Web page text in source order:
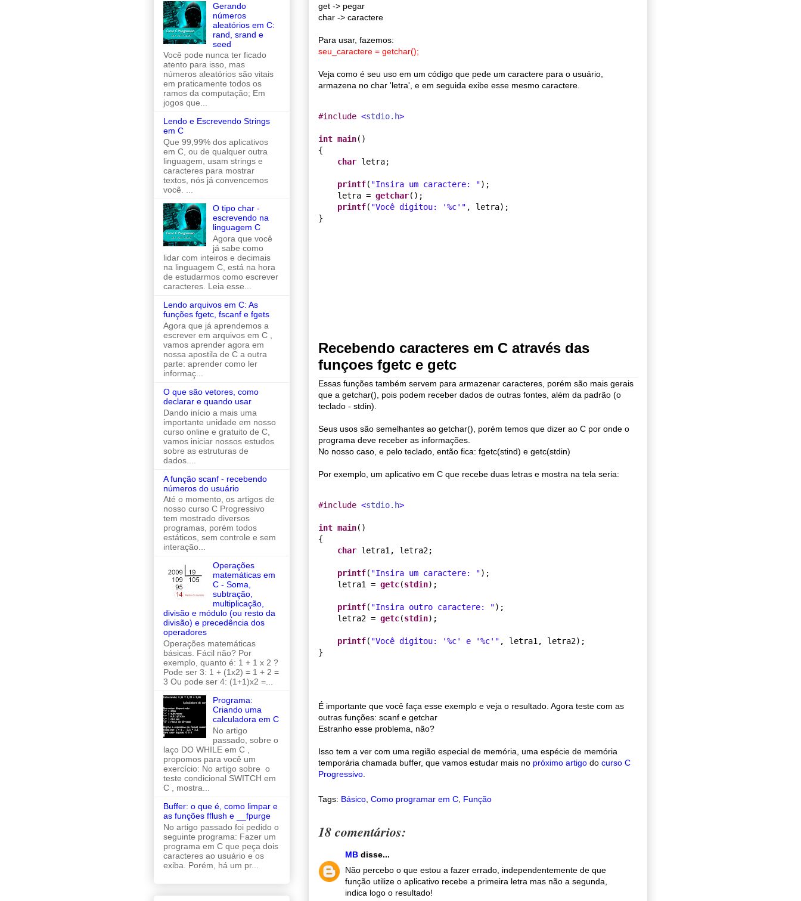
get -> pegar
char -> caractere
Para usar, fazemos:
seu_caractere = getchar();
Veja como é seu uso em um código que pede um caractere para o usuário,
armazena no char 'letra', e em seguida exibe esse mesmo caractere.
#include <stdio.h>
int main()
{
char letra;
printf( "Insira um caractere: ");
    letra =
getchar();
printf( "Você digitou: '%c' " , letra);
Recebendo caracteres em C através das
funçoes fgetc e getc
Essas funções também servem para armazenar caracteres, porém são mais gerais
que a getchar(), pois podem receber dados de outras fontes, além da padrão (o
teclado - stdin).
Seus usos são semelhantes ao getchar(), porém temos que dizer ao C por onde o
programa deve receber as informações.
No nosso caso, e pelo teclado, então fica: fgetc(stind) e getc(stdin)
Por exemplo, um aplicativo em C que recebe duas letras e mostra na tela seria:
#include <stdio.h>
int main()
{
char letra1, letra2;
printf( "Insira um caractere: ");
    letra1 =
getc(stdin);
printf( "Insira outro caractere: ");
    letra2 =
getc(stdin);
printf( "Você digitou: '%c' e '%c' " , letra1, letra2);
É importante que você faça esse exemplo e veja o resultado. Agora teste com as
outras funções: scanf e getchar
Estranho esse problema, não?
Isso tem a ver com uma região especial de memória, uma espécie de memória
temporária chamada buffer, que vamos estudar mais no próximo artigo do curso C
Progressivo
Tags: Básico Como programar em C Função
18 comentários:
MB disse...
Não percebo o que estou a fazer errado, independentemente de que
função utilize o aplicativo recebe a primeira letra mas não a segunda,
indica logo o resultado!
Gerando
números
aleatórios em C:
rand, srand e
seed
Você pode nunca ter ficado
atento para isso, mas
números aleatórios são vitais
em praticamente todos os
ramos da computação; Em
jogos que...
Lendo e Escrevendo Strings
em C
Que 99,99% dos aplicativos
em C, ou de qualquer outra
linguagem, usam strings e
caracteres para mostrar
textos, nós já convencemos
você. ...
O tipo char -
escrevendo na
linguagem C
Agora que você
já sabe como
lidar com inteiros e decimais
na linguagem C, está na hora
de estudarmos como escrever
caracteres. Leia esse...
Lendo arquivos em C: As
funções fgetc, fscanf e fgets
Agora que já aprendemos a
escrever em arquivos em C ,
vamos aprender agora em
nossa apostila de C a outra
parte: aprender como ler
informaç...
O que são vetores, como
declarar e quando usar
Dando início a mais uma
importante unidade em nosso
curso online e gratuito de C,
vamos iniciar nossos estudos
sobre as estruturas de
dados....
A função scanf - recebendo
números do usuário
Até o momento, os artigos de
nosso curso C Progressivo
tem mostrado diversos
programas, porém todos
estáticos, sem controle e sem
interação...
Operações
matemáticas em
C - Soma,
subtração,
multiplicação,
divisão e módulo (ou resto da
divisão) e precedência dos
operadores
Operações matemáticas
básicas. Fácil não? Por
exemplo, quanto é: 1 + 1 x 2 ?
Pode ser 3: 1 + (1x2) = 1 + 2 =
3 Ou pode ser 4: (1+1)x2 =...
Programa:
Criando uma
calculadora em C
No artigo
passado, sobre o
laço DO WHILE em C ,
propomos para você um
exercício: No artigo sobre o
teste condicional SWITCH em
C , mostra...
Buffer: o que é, como limpar e
as funções fflush e __fpurge
No artigo passado foi pedido o
seguinte programa: Fazer um
programa em C que peça dois
caracteres ao usuário e os
exiba. Porém, há um pr...